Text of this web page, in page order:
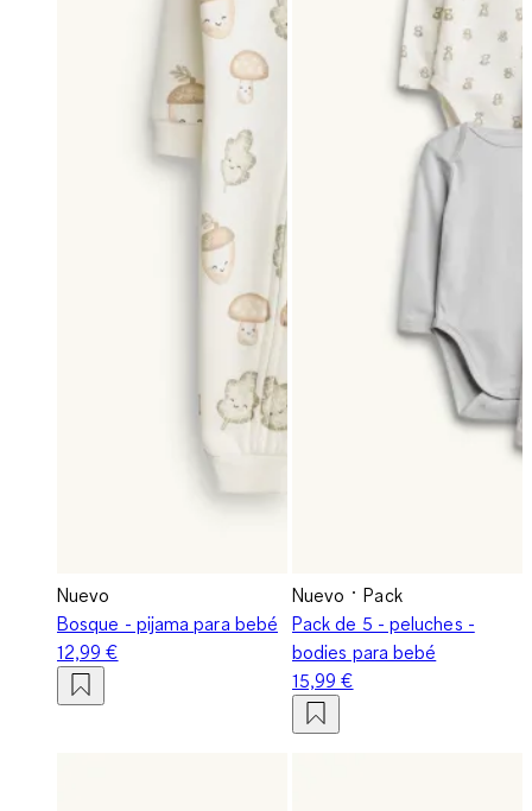
Nuevo
Bosque - pijama para bebé
12,99 €
Nuevo
Pack
Pack de 5 - peluches -
bodies para bebé
15,99 €